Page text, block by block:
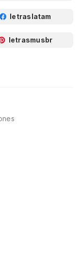
letraslatam
letrasmusbr